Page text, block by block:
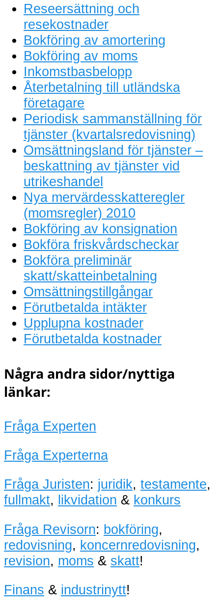
Reseersättning och
resekostnader
Bokföring av amortering
Bokföring av moms
Inkomstbasbelopp
Återbetalning till utländska
företagare
Periodisk sammanställning för
tjänster (kvartalsredovisning)
Omsättningsland för tjänster –
beskattning av tjänster vid
utrikeshandel
Nya mervärdesskatteregler
(momsregler) 2010
Bokföring av konsignation
Bokföra friskvårdscheckar
Bokföra preliminär
skatt/skatteinbetalning
Omsättningstillgångar
Förutbetalda intäkter
Upplupna kostnader
Förutbetalda kostnader
Några andra sidor/nyttiga
länkar:
Fråga Experten
Fråga Experterna
Fråga Juristen: juridik, testamente,
fullmakt, likvidation & konkurs
Fråga Revisorn: bokföring,
redovisning, koncernredovisning,
revision, moms & skatt!
Finans & industrinytt!